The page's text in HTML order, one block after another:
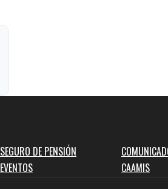
SEGURO DE PENSIÓN
EVENTOS CAAMIS